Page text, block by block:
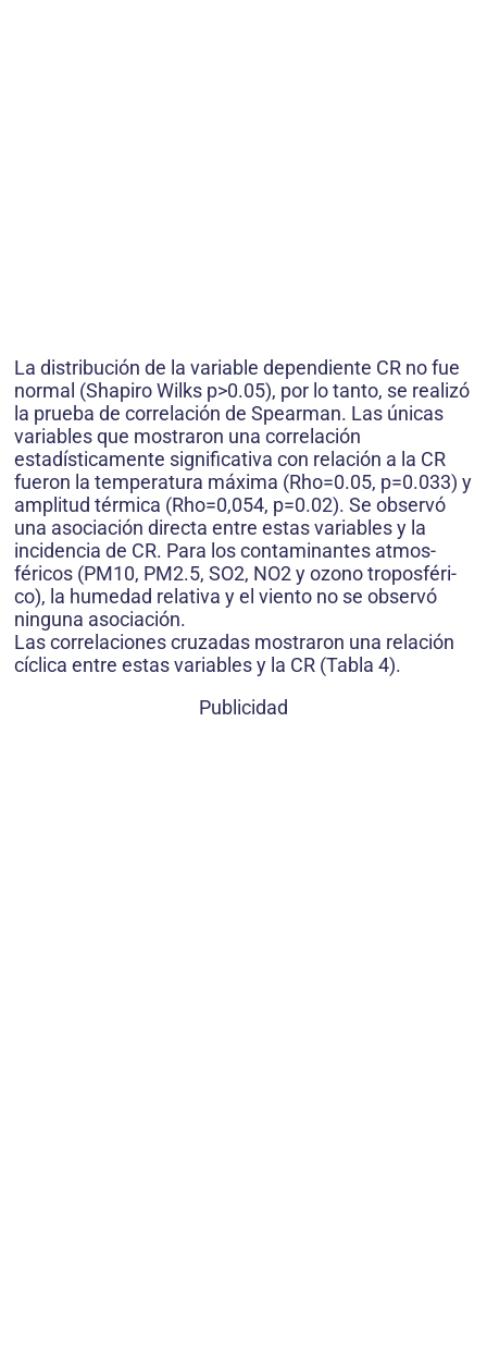
La distribución de la variable dependiente CR no fue
normal (Shapiro Wilks p>0.05), por lo tanto, se realizó
la prueba de correlación de Spearman. Las únicas
variables que mostraron una correlación
estadísticamente significativa con relación a la CR
fueron la temperatura máxima (Rho=0.05, p=0.033) y
amplitud térmica (Rho=0,054, p=0.02). Se observó
una asociación directa entre estas variables y la
incidencia de CR. Para los contaminantes atmos­
féricos (PM10, PM2.5, SO2, NO2 y ozono troposféri­
co), la humedad relativa y el viento no se observó
ninguna asociación.
Las correlaciones cruzadas mostraron una rela­ción
cíclica entre estas variables y la CR (Tabla 4).
Publicidad